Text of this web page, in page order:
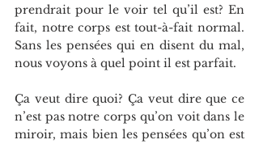
prendrait pour le voir tel qu’il est? En
fait, notre corps est tout-à-fait normal.
Sans les pensées qui en disent du mal,
nous voyons à quel point il est parfait.
Ça veut dire quoi? Ça veut dire que ce
n’est pas notre corps qu’on voit dans le
miroir, mais bien les pensées qu’on est